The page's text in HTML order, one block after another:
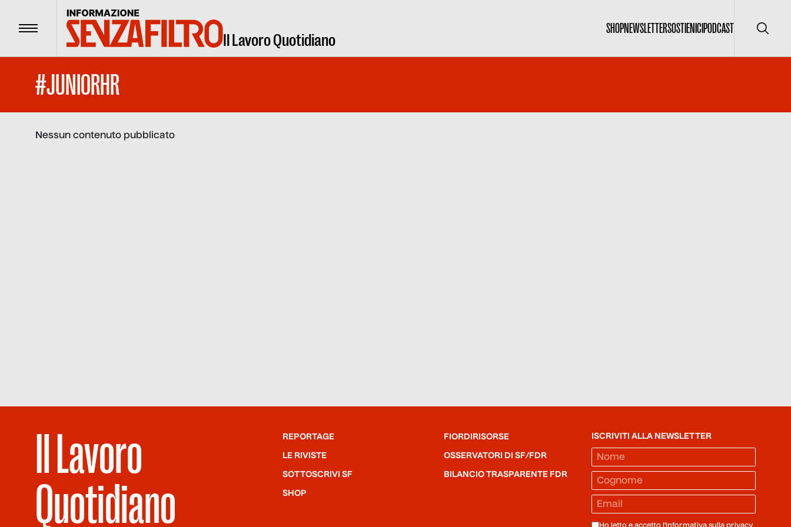
Menu Il Lavoro Quotidiano
SHOPNEWSLETTERSOSTIENICIPODCAST Cerca
#JUNIORHR
Nessun contenuto pubblicato
Il Lavoro
Quotidiano
REPORTAGE
LE RIVISTE
SOTTOSCRIVI SF
SHOP
FIORDIRISORSE
OSSERVATORI DI SF/FDR
BILANCIO TRASPARENTE FDR
ISCRIVITI ALLA NEWSLETTER